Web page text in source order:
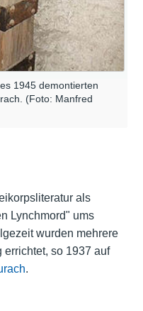
1945 demontierten
(Foto: Manfred
als
Lynchmord" ums
wurden mehrere
errichtet, so 1937 auf
.